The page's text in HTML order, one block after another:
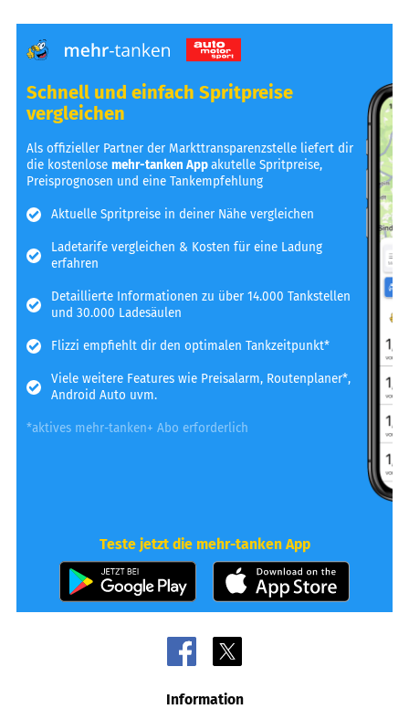
Schnell und einfach Spritpreise
vergleichen
Als offizieller Partner der Markttransparenzstelle liefert dir
die kostenlosemehr-tanken Appakutelle Spritpreise,
Preisprognosen und eine Tankempfehlung
Aktuelle Spritpreise in deiner Nähe vergleichen
Ladetarife vergleichen & Kosten für eine Ladung
erfahren
Detaillierte Informationen zu über 14.000 Tankstellen
und 30.000 Ladesäulen
Flizzi empfiehlt dir den optimalen Tankzeitpunkt*
Viele weitere Features wie Preisalarm, Routenplaner*,
Android Auto uvm.
*aktives mehr-tanken+ Abo erforderlich
Teste jetzt die mehr-tanken App
Information